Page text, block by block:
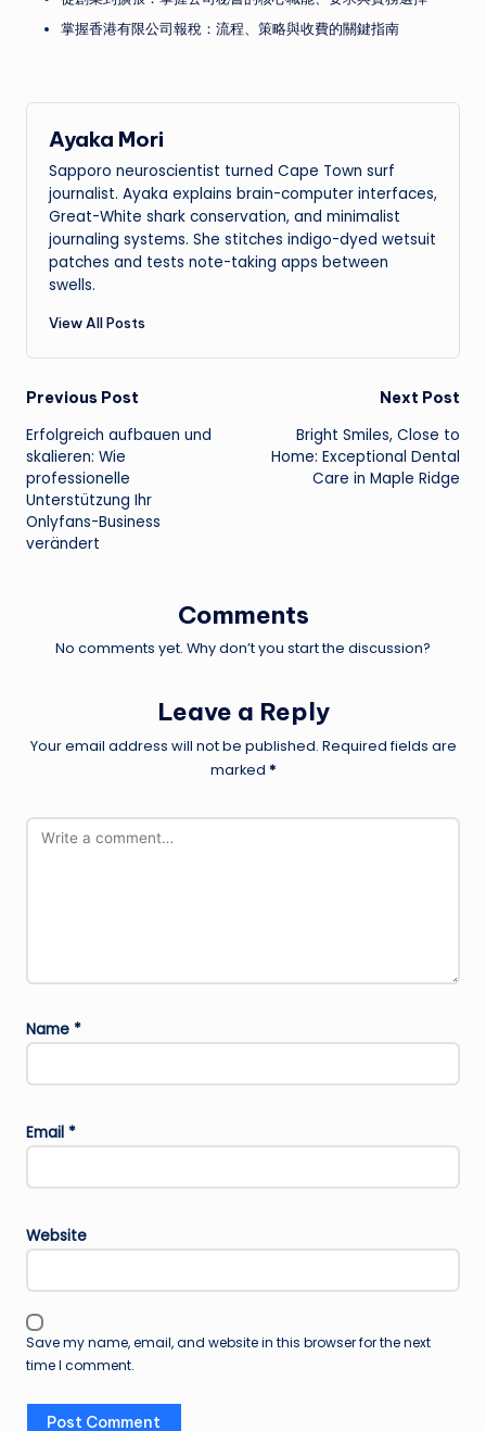
掌握香港有限公司報稅：流程、策略與收費的關鍵指南
Ayaka Mori
Sapporo neuroscientist turned Cape Town surf
journalist. Ayaka explains brain-computer interfaces,
Great-White shark conservation, and minimalist
journaling systems. She stitches indigo-dyed wetsuit
patches and tests note-taking apps between
swells.
View All Posts
Post
navigation
Previous Post
Erfolgreich aufbauen und
skalieren: Wie
professionelle
Unterstützung Ihr
Onlyfans-Business
verändert
Next Post
Bright Smiles, Close to
Home: Exceptional Dental
Care in Maple Ridge
Comments
No comments yet. Why don’t you start the discussion?
Leave a Reply
Your email address will not be published. Required fields are
marked *
Name *
Email *
Website
Save my name, email, and website in this browser for the next
time I comment.